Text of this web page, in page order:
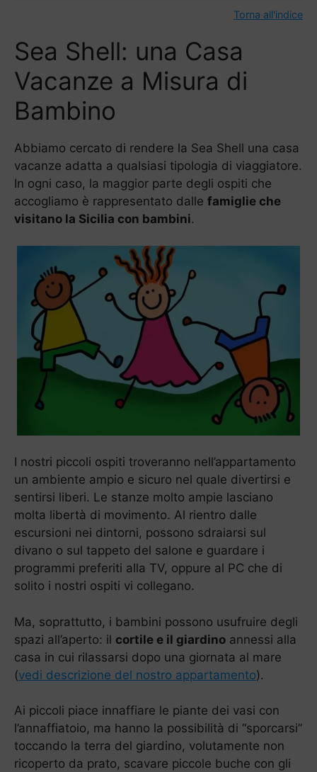
Torna all'indice
Sea Shell: una Casa
Vacanze a Misura di
Bambino
Abbiamo cercato di rendere la Sea Shell una casa
vacanze adatta a qualsiasi tipologia di viaggiatore.
In ogni caso, la maggior parte degli ospiti che
accogliamo è rappresentato dalle famiglie che
visitano la Sicilia con bambini.
I nostri piccoli ospiti troveranno nell’appartamento
un ambiente ampio e sicuro nel quale divertirsi e
sentirsi liberi. Le stanze molto ampie lasciano
molta libertà di movimento. Al rientro dalle
escursioni nei dintorni, possono sdraiarsi sul
divano o sul tappeto del salone e guardare i
programmi preferiti alla TV, oppure al PC che di
solito i nostri ospiti vi collegano.
Ma, soprattutto, i bambini possono usufruire degli
spazi all’aperto: il cortile e il giardino annessi alla
casa in cui rilassarsi dopo una giornata al mare
(vedi descrizione del nostro appartamento).
Ai piccoli piace innaffiare le piante dei vasi con
l’annaffiatoio, ma hanno la possibilità di “sporcarsi”
toccando la terra del giardino, volutamente non
ricoperto da prato, scavare piccole buche con gli